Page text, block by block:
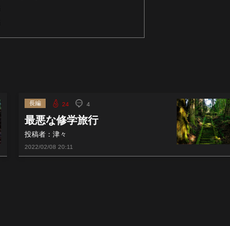
長編 24 4
最悪な修学旅行
投稿者：津々
2022/02/08 20:11